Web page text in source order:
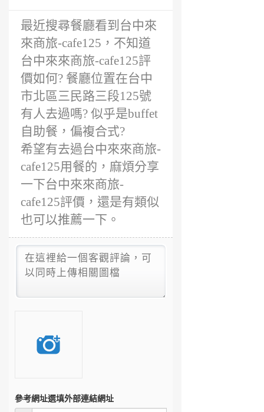
最近搜尋餐廳看到台中來
來商旅-cafe125，不知道
台中來來商旅-cafe125評
價如何? 餐廳位置在台中
市北區三民路三段125號
有人去過嗎? 似乎是buffet
自助餐，偏複合式?
希望有去過台中來來商旅-
cafe125用餐的，麻煩分享
一下台中來來商旅-
cafe125評價，還是有類似
也可以推薦一下。
參考網址選填外部連結網址